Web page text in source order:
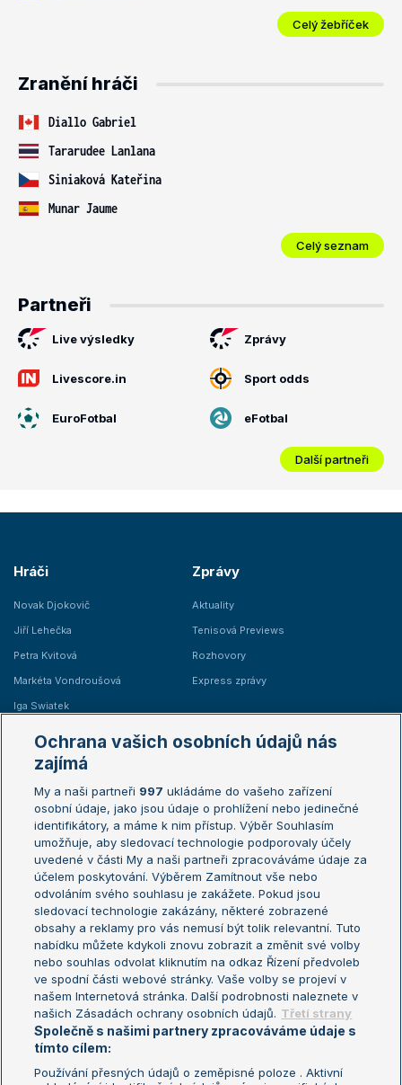
Celý žebříček
Zranění hráči
Diallo Gabriel
Tararudee Lanlana
Siniaková Kateřina
Munar Jaume
Celý seznam
Partneři
Live výsledky Zprávy
Livescore.in Sport odds
EuroFotbal eFotbal
Další partneři
Hráči
Novak Djokovič
Jiří Lehečka
Petra Kvitová
Markéta Vondroušová
Iga Swiatek
Zprávy
Aktuality
Tenisová Previews
Rozhovory
Express zprávy
Žebříčky
Žebříček ATP (muži)
Žebříček WTA (ženy)
Sázkařský žebříček
Australian Open
French Open
Wimbledon
US Open
Turnaj mistrů
Turnaj mistryň
Aktualní trendy
Fotbalové přestupy
Livesport Daily
LS Prague Open
Ochrana vašich osobních údajů nás
zajímá
My a naši partneři 997 ukládáme do vašeho zařízení
osobní údaje, jako jsou údaje o prohlížení nebo jedinečné
identifikátory, a máme k nim přístup. Výběr Souhlasím
umožňuje, aby sledovací technologie podporovaly účely
uvedené v části My a naši partneři zpracováváme údaje za
účelem poskytování. Výběrem Zamítnout vše nebo
odvoláním svého souhlasu je zakážete. Pokud jsou
sledovací technologie zakázány, některé zobrazené
obsahy a reklamy pro vás nemusí být tolik relevantní. Tuto
nabídku můžete kdykoli znovu zobrazit a změnit své volby
nebo souhlas odvolat kliknutím na odkaz Řízení předvoleb
ve spodní části webové stránky. Vaše volby se projeví v
našem Internetová stránka. Další podrobnosti naleznete v
našich Zásadách ochrany osobních údajů. Třetí strany
Společně s našimi partnery zpracováváme údaje s
tímto cílem:
Používání přesných údajů o zeměpisné poloze . Aktivní